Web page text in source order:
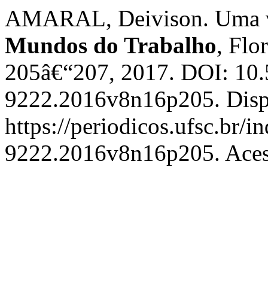
AMARAL, Deivison. Uma
Mundos do Trabalho,
205â€“207, 2017. DOI:
9222.2016v8n16p205.
https://periodicos.ufsc.br/
9222.2016v8n16p205.